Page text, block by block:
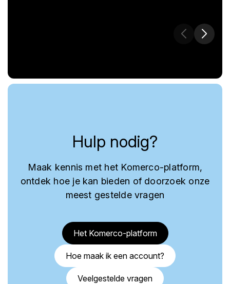
Hulp nodig?
Maak kennis met het Komerco-platform,
ontdek hoe je kan bieden of doorzoek onze
meest gestelde vragen
Het Komerco-platform
Hoe maak ik een account?
Veelgestelde vragen